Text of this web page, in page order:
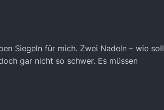
Siegeln für mich. Zwei Nadeln – wie soll
gar nicht so schwer. Es müssen